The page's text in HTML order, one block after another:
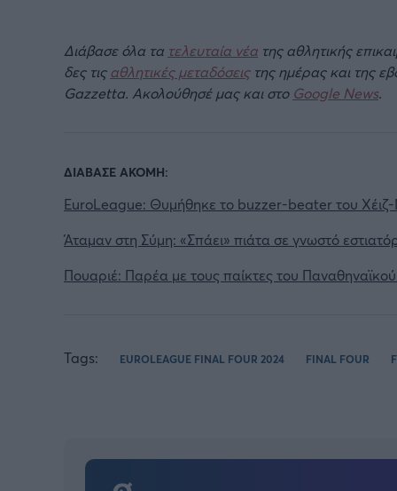
Διάβασε όλα τα τελευταία νέα της αθλητικής
δες τιςαθλητικές μεταδόσειςτης ημέρας και της
Gazzetta. Ακολούθησέ μας και στο Google News.
ΔΙΑΒΑΣΕ ΑΚΟΜΗ:
EuroLeague: Θυμήθηκε το buzzer-beater του Χέιζ-
Άταμαν στη Σύμη: «Σπάει» πιάτα σε γνωστό
Πουαριέ: Παρέα με τους παίκτες του
Tags: EUROLEAGUE FINAL FOUR 2024 FINAL FOUR